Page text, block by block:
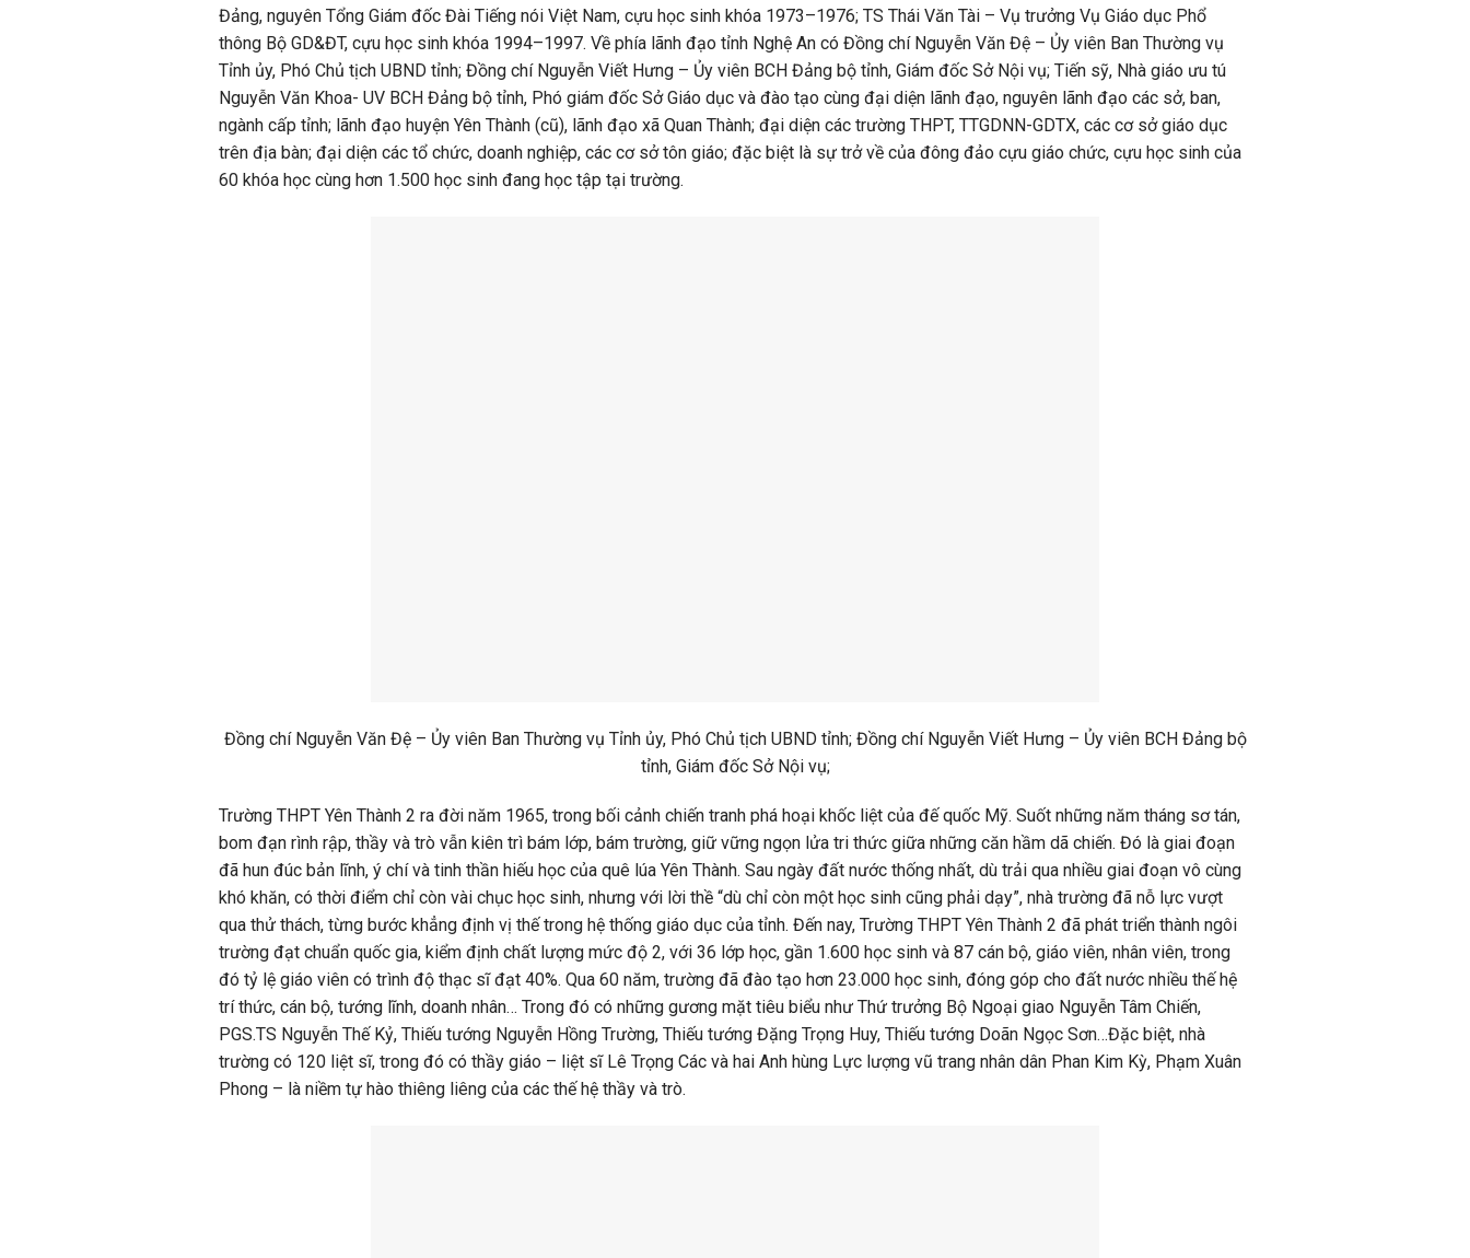
Đảng, nguyên Tổng Giám đốc Đài Tiếng nói Việt Nam, cựu học sinh khóa 1973–1976; TS Thái Văn Tài – Vụ trưởng Vụ Giáo dục Phổ
thông Bộ GD&ĐT, cựu học sinh khóa 1994–1997. Về phía lãnh đạo tỉnh Nghệ An có Đồng chí Nguyễn Văn Đệ – Ủy viên Ban Thường vụ
Tỉnh ủy, Phó Chủ tịch UBND tỉnh; Đồng chí Nguyễn Viết Hưng – Ủy viên BCH Đảng bộ tỉnh, Giám đốc Sở Nội vụ; Tiến sỹ, Nhà giáo ưu tú
Nguyễn Văn Khoa- UV BCH Đảng bộ tỉnh, Phó giám đốc Sở Giáo dục và đào tạo cùng đại diện lãnh đạo, nguyên lãnh đạo các sở, ban,
ngành cấp tỉnh; lãnh đạo huyện Yên Thành (cũ), lãnh đạo xã Quan Thành; đại diện các trường THPT, TTGDNN-GDTX, các cơ sở giáo dục
trên địa bàn; đại diện các tổ chức, doanh nghiệp, các cơ sở tôn giáo; đặc biệt là sự trở về của đông đảo cựu giáo chức, cựu học sinh của
60 khóa học cùng hơn 1.500 học sinh đang học tập tại trường.
Đồng chí Nguyễn Văn Đệ – Ủy viên Ban Thường vụ Tỉnh ủy, Phó Chủ tịch UBND tỉnh; Đồng chí Nguyễn Viết Hưng – Ủy viên BCH Đảng bộ
tỉnh, Giám đốc Sở Nội vụ;
Trường THPT Yên Thành 2 ra đời năm 1965, trong bối cảnh chiến tranh phá hoại khốc liệt của đế quốc Mỹ. Suốt những năm tháng sơ tán,
bom đạn rình rập, thầy và trò vẫn kiên trì bám lớp, bám trường, giữ vững ngọn lửa tri thức giữa những căn hầm dã chiến. Đó là giai đoạn
đã hun đúc bản lĩnh, ý chí và tinh thần hiếu học của quê lúa Yên Thành. Sau ngày đất nước thống nhất, dù trải qua nhiều giai đoạn vô cùng
khó khăn, có thời điểm chỉ còn vài chục học sinh, nhưng với lời thề “dù chỉ còn một học sinh cũng phải dạy”, nhà trường đã nỗ lực vượt
qua thử thách, từng bước khẳng định vị thế trong hệ thống giáo dục của tỉnh. Đến nay, Trường THPT Yên Thành 2 đã phát triển thành ngôi
trường đạt chuẩn quốc gia, kiểm định chất lượng mức độ 2, với 36 lớp học, gần 1.600 học sinh và 87 cán bộ, giáo viên, nhân viên, trong
đó tỷ lệ giáo viên có trình độ thạc sĩ đạt 40%. Qua 60 năm, trường đã đào tạo hơn 23.000 học sinh, đóng góp cho đất nước nhiều thế hệ
trí thức, cán bộ, tướng lĩnh, doanh nhân… Trong đó có những gương mặt tiêu biểu như Thứ trưởng Bộ Ngoại giao Nguyễn Tâm Chiến,
PGS.TS Nguyễn Thế Kỷ, Thiếu tướng Nguyễn Hồng Trường, Thiếu tướng Đặng Trọng Huy, Thiếu tướng Doãn Ngọc Sơn…Đặc biệt, nhà
trường có 120 liệt sĩ, trong đó có thầy giáo – liệt sĩ Lê Trọng Các và hai Anh hùng Lực lượng vũ trang nhân dân Phan Kim Kỳ, Phạm Xuân
Phong – là niềm tự hào thiêng liêng của các thế hệ thầy và trò.